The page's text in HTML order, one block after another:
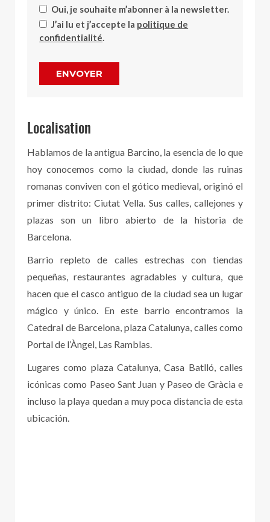
Oui, je souhaite m’abonner à la newsletter.
J’ai lu et j’accepte la politique de
confidentialité.
ENVOYER
Localisation
Hablamos de la antigua Barcino, la esencia de lo que
hoy conocemos como la ciudad, donde las ruinas
romanas conviven con el gótico medieval, originó el
primer distrito: Ciutat Vella. Sus calles, callejones y
plazas son un libro abierto de la historia de
Barcelona.
Barrio repleto de calles estrechas con tiendas
pequeñas, restaurantes agradables y cultura, que
hacen que el casco antiguo de la ciudad sea un lugar
mágico y único. En este barrio encontramos la
Catedral de Barcelona, plaza Catalunya, calles como
Portal de l’Àngel, Las Ramblas.
Lugares como plaza Catalunya, Casa Batlló, calles
icónicas como Paseo Sant Juan y Paseo de Gràcia e
incluso la playa quedan a muy poca distancia de esta
ubicación.